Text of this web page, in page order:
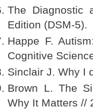
The Diagnostic
Edition (DSM-5).
Happe F.
Cognitive
Sinclair J. Why I
Brown L. The
Why It Matters //